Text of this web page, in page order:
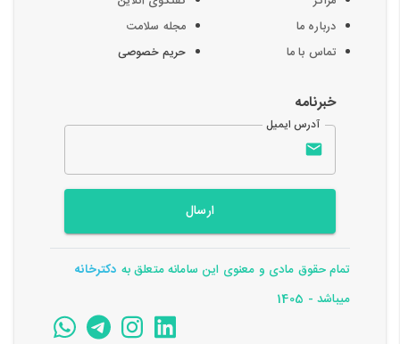
درباره ما
تماس با ما
مجله سلامت
حریم خصوصی
خبرنامه
آدرس ایمیل
ارسال
تمام حقوق مادی و معنوی این سامانه متعلق به دکترخانه
میباشد - 1405